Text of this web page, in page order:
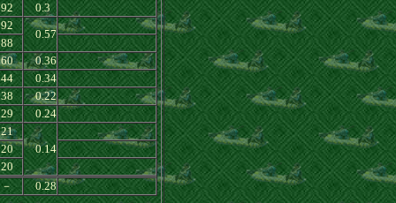
0.3
0.57
0.36
0.34
0.22
0.24
0.14
0.28